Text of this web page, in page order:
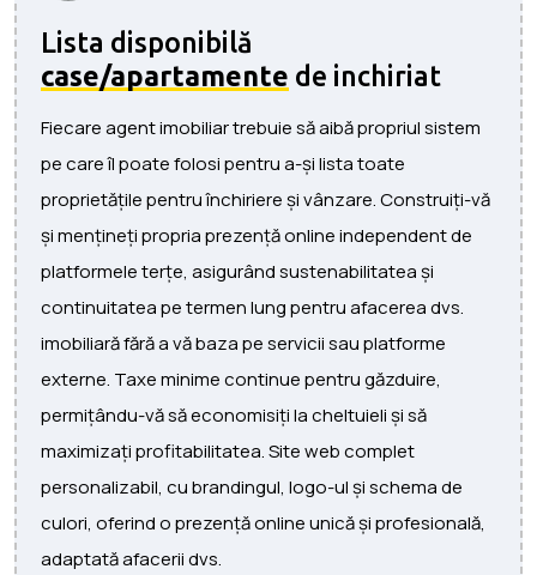
Lista disponibilă
case/apartamente de inchiriat
Fiecare agent imobiliar trebuie să aibă propriul sistem
pe care îl poate folosi pentru a-și lista toate
proprietățile pentru închiriere și vânzare. Construiți-vă
și mențineți propria prezență online independent de
platformele terțe, asigurând sustenabilitatea și
continuitatea pe termen lung pentru afacerea dvs.
imobiliară fără a vă baza pe servicii sau platforme
externe. Taxe minime continue pentru găzduire,
permițându-vă să economisiți la cheltuieli și să
maximizați profitabilitatea. Site web complet
personalizabil, cu brandingul, logo-ul și schema de
culori, oferind o prezență online unică și profesională,
adaptată afacerii dvs.